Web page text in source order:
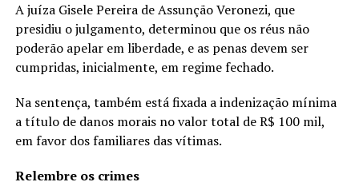
A juíza Gisele Pereira de Assunção Veronezi, que
presidiu o julgamento, determinou que os réus não
poderão apelar em liberdade, e as penas devem ser
cumpridas, inicialmente, em regime fechado.
Na sentença, também está fixada a indenização mínima
a título de danos morais no valor total de R$ 100 mil,
em favor dos familiares das vítimas.
Relembre os crimes